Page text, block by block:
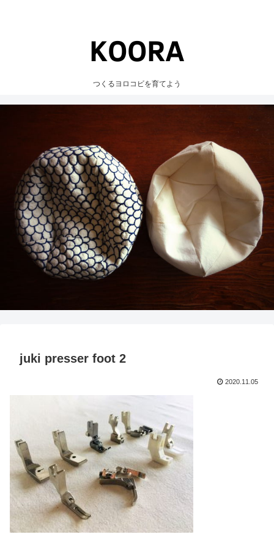
つくるヨロコビを育てよう
juki presser foot 2
2020.11.05